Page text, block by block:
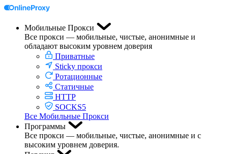
Мобильные Прокси
Все прокси — мобильные, чистые, анонимные и
обладают высоким уровнем доверия
Приватные
Sticky прокси
Ротационные
Статичные
HTTP
SOCKS5
Все Мобильные Прокси
Программы
Все прокси — мобильные, чистые, анонимные и с
высоким уровнем доверия.